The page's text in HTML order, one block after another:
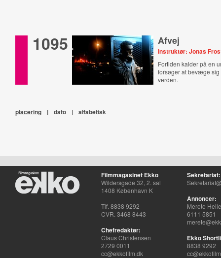
1095 Afvej
Instruktør: Jonas
Fortiden kalder på en
forsøger at bevæge
verden.
placering | dato | alfabetisk
Filmmagasinet Ekko
Wildersgade 32, 2. sal
1408 København K
Tlf. 8838 9292
CVR. 3468 8443
Chefredaktør:
Claus Christensen
2729 0011
cc@ekkofilm.dk
Sekretariat:
Annoncer:
Merete
6111 5851
Ekko
8838 9292